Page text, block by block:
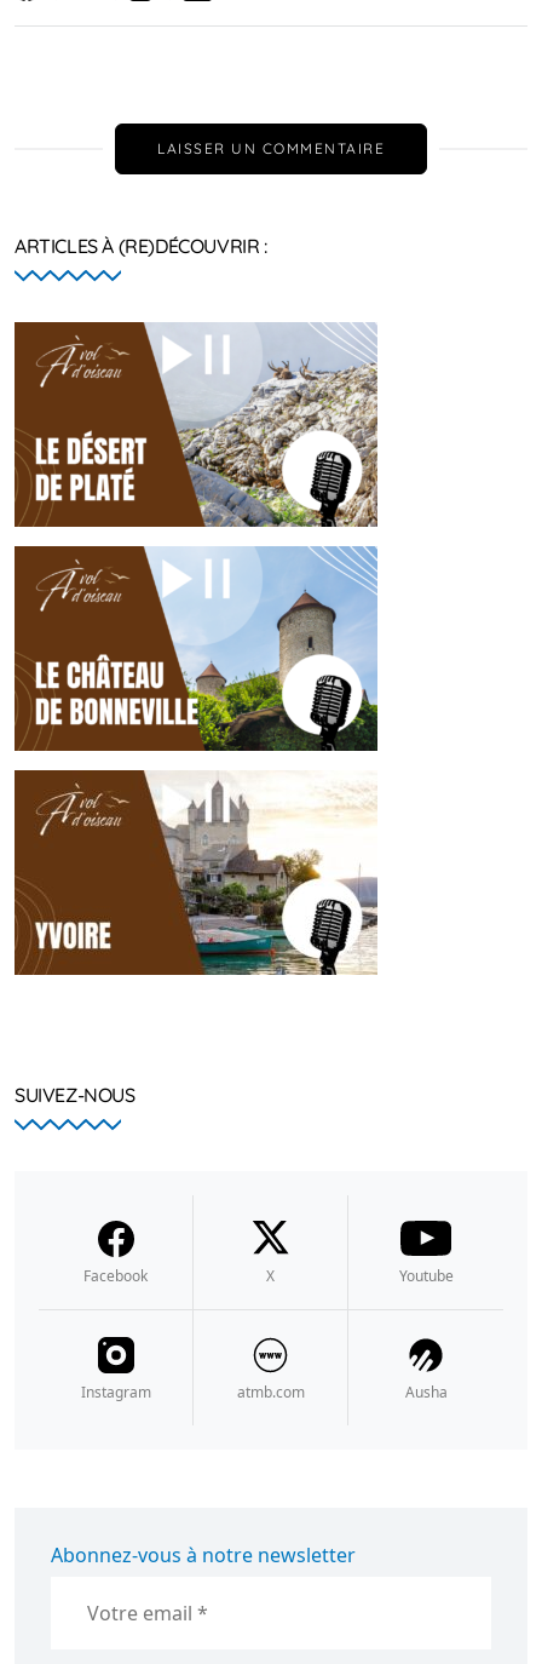
LAISSER UN COMMENTAIRE
ARTICLES À (RE)DÉCOUVRIR :
SUIVEZ-NOUS
Facebook X Youtube
Instagram atmb.com Ausha
Abonnez-vous à notre newsletter